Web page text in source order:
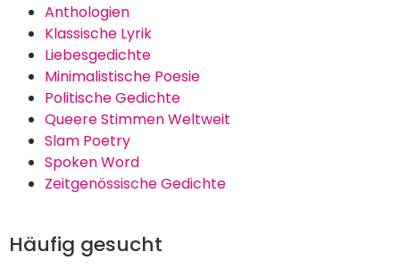
Anthologien
Klassische Lyrik
Liebesgedichte
Minimalistische Poesie
Politische Gedichte
Queere Stimmen Weltweit
Slam Poetry
Spoken Word
Zeitgenössische Gedichte
Häufig gesucht